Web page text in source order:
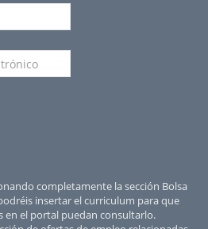
completamente la sección Bolsa
insertar el curriculum para que
en el portal puedan consultarlo.